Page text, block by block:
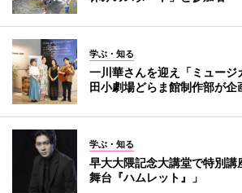
学ぶ・知る
一川華さんを迎え「ミュージ
田小劇場どらま館制作部が企
学ぶ・知る
早大大隈記念大講堂で特別講
舞台『ハムレット』」